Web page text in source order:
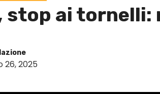
stop ai
26, 2025